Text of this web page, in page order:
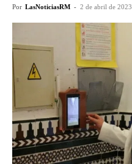
Por LasNoticiasRM - 2 de abril de 2023